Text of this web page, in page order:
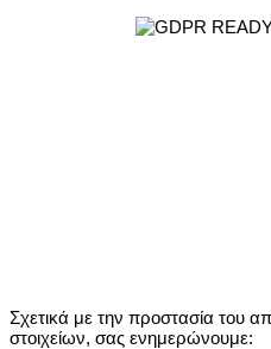
Σχετικά με την προστασία του
στοιχείων, σας ενημερώνουμε: